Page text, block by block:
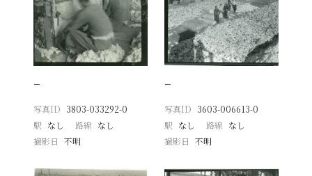
−
写真ID 3803-033292-0
駅 なし 路線 なし
撮影日
不明
−
写真ID 3603-006613-0
駅 なし 路線 なし
撮影日 不明